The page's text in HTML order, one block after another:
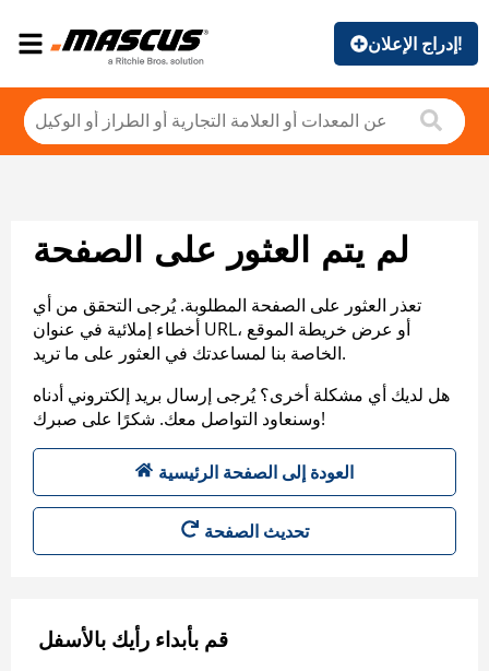
إدراج الإعلان!
لم يتم العثور على الصفحة
تعذر العثور على الصفحة المطلوبة. يُرجى التحقق من أي
أخطاء إملائية في عنوان URL، أو عرض خريطة الموقع
الخاصة بنا لمساعدتك في العثور على ما تريد.
هل لديك أي مشكلة أخرى؟ يُرجى إرسال بريد إلكتروني أدناه
وسنعاود التواصل معك. شكرًا على صبرك!
العودة إلى الصفحة الرئيسية
تحديث الصفحة
قم بأبداء رأيك بالأسفل